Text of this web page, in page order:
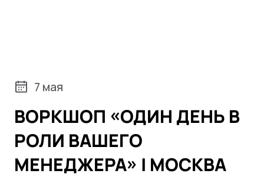
7 мая
ВОРКШОП «ОДИН ДЕНЬ В
РОЛИ ВАШЕГО
МЕНЕДЖЕРА» | МОСКВА